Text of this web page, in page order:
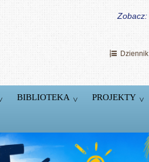
Dziennik
Zobacz:
BIBLIOTEKA PROJEKTY